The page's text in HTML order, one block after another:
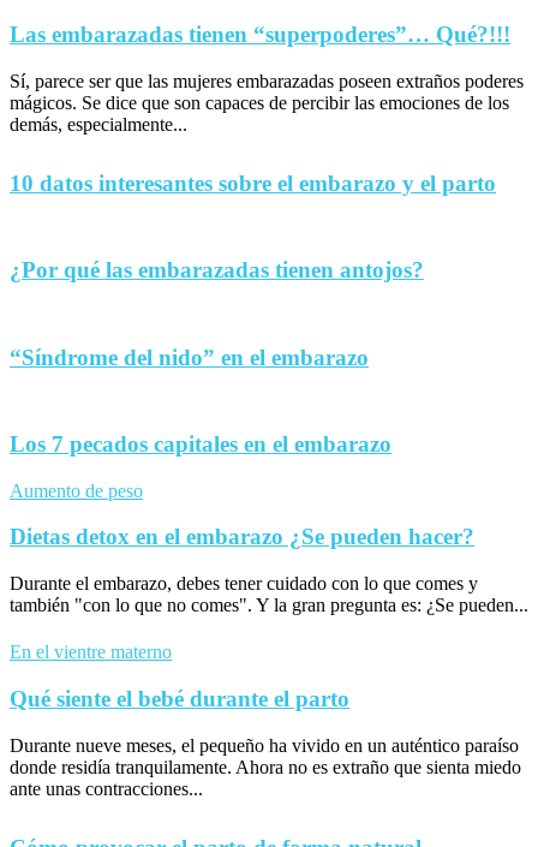
Las embarazadas tienen “superpoderes”… Qué?!!!
Sí, parece ser que las mujeres embarazadas poseen extraños poderes
mágicos. Se dice que son capaces de percibir las emociones de los
demás, especialmente...
10 datos interesantes sobre el embarazo y el parto
¿Por qué las embarazadas tienen antojos?
“Síndrome del nido” en el embarazo
Los 7 pecados capitales en el embarazo
Aumento de peso
Dietas detox en el embarazo ¿Se pueden hacer?
Durante el embarazo, debes tener cuidado con lo que comes y
también "con lo que no comes". Y la gran pregunta es: ¿Se pueden...
En el vientre materno
Qué siente el bebé durante el parto
Durante nueve meses, el pequeño ha vivido en un auténtico paraíso
donde residía tranquilamente. Ahora no es extraño que sienta miedo
ante unas contracciones...